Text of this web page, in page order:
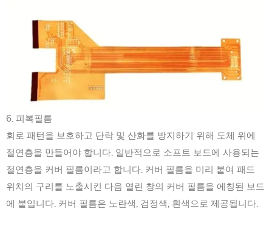
6. 피복필름
회로 패턴을 보호하고 단락 및 산화를 방지하기 위해 도체 위에
절연층을 만들어야 합니다. 일반적으로 소프트 보드에 사용되는
절연층을 커버 필름이라고 합니다. 커버 필름을 미리 붙여 패드
위치의 구리를 노출시킨 다음 열린 창의 커버 필름을 에칭된 보드
에 붙입니다. 커버 필름은 노란색, 검정색, 흰색으로 제공됩니다.